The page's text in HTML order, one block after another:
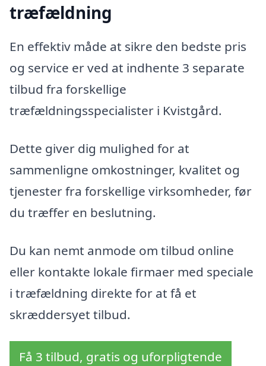
træfældning
En effektiv måde at sikre den bedste pris
og service er ved at indhente 3 separate
tilbud fra forskellige
træfældningsspecialister i Kvistgård.
Dette giver dig mulighed for at
sammenligne omkostninger, kvalitet og
tjenester fra forskellige virksomheder, før
du træffer en beslutning.
Du kan nemt anmode om tilbud online
eller kontakte lokale firmaer med speciale
i træfældning direkte for at få et
skræddersyet tilbud.
Få 3 tilbud, gratis og uforpligtende